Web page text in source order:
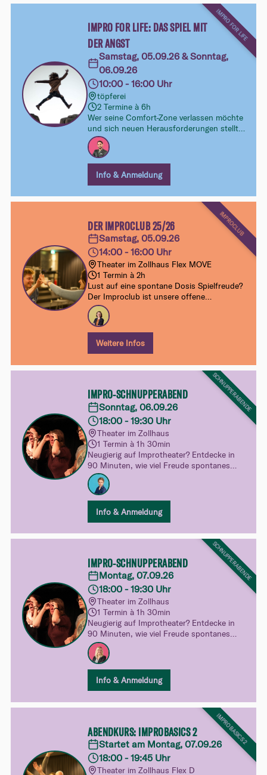
IMPRO FOR LIFE
IMPRO FOR LIFE: DAS SPIEL MIT
DER ANGST
Samstag, 05.09.26 & Sonntag,
06.09.26
10:00 - 16:00 Uhr
töpferei
2 Termine à 6h
Wer seine Comfort-Zone verlassen möchte
und sich neuen Herausforderungen stellt,
hat oft eine ungemütliche Begleiterin: Die
Angst. In diesem Workshop entdecken wir
Wege, wie wir diese Begleiterin zu unserer
Freundin machen können.
Info & Anmeldung
IMPROCLUB
DER IMPROCLUB 25/26
Samstag, 05.09.26
14:00 - 16:00 Uhr
Theater im Zollhaus Flex MOVE
1 Termin à 2h
Lust auf eine spontane Dosis Spielfreude?
Der Improclub ist unsere offene
Samstagsklasse für alle ab Improbasics 1.
Ohne Anmeldung, ohne Verpflichtung –
einfach vorbeikommen, mitspielen und
dranbleiben.
Weitere Infos
SCHNUPPERABENDE
IMPRO-SCHNUPPERABEND
Sonntag, 06.09.26
18:00 - 19:30 Uhr
Theater im Zollhaus
1 Termin à 1h 30min
Neugierig auf Improtheater? Entdecke in
90 Minuten, wie viel Freude spontanes
Spielen machen kann. Ganz unverbindlich,
ohne Druck und mit viel Raum zum
Ausprobieren – dein spielerischer Einblick
in unsere Kurswelt.
Info & Anmeldung
SCHNUPPERABENDE
IMPRO-SCHNUPPERABEND
Montag, 07.09.26
18:00 - 19:30 Uhr
Theater im Zollhaus
1 Termin à 1h 30min
Neugierig auf Improtheater? Entdecke in
90 Minuten, wie viel Freude spontanes
Spielen machen kann. Ganz unverbindlich,
ohne Druck und mit viel Raum zum
Ausprobieren – dein spielerischer Einblick
in unsere Kurswelt.
Info & Anmeldung
IMPROBASICS 2
ABENDKURS: IMPROBASICS 2
Startet am Montag, 07.09.26
18:00 - 19:45 Uhr
Theater im Zollhaus Flex D